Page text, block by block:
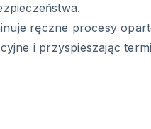
ręczne procesy
i przyspieszając